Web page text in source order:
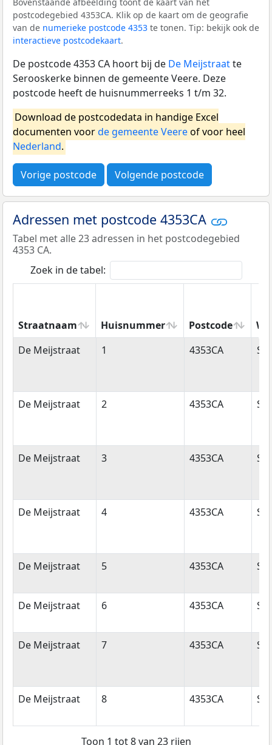
Bovenstaande afbeelding toont de kaart van het
postcodegebied 4353CA. Klik op de kaart om de geografie
van de numerieke postcode 4353 te tonen. Tip: bekijk ook de
interactieve postcodekaart.
De postcode 4353 CA hoort bij de De Meijstraatte
Serooskerke binnen de gemeente Veere. Deze
postcode heeft de huisnummerreeks 1 t/m 32.
Download de postcodedata in handige Excel
documenten voorde gemeente Veereof voor heel
Nederland.
Vorige postcode Volgende postcode
Adressen met postcode 4353CA
Tabel met alle 23 adressen in het postcodegebied
4353 CA.
Zoek in de tabel:
Straatnaam Huisnummer Postcode
Straatnaam
Huisnummer Postcode
De Meijstraat 1 4353CA
De Meijstraat 2 4353CA
De Meijstraat 3 4353CA
De Meijstraat 4 4353CA
De Meijstraat 5 4353CA
De Meijstraat 6 4353CA
De Meijstraat 7 4353CA
De Meijstraat 8 4353CA
Toon 1 tot 8 van 23 rijen